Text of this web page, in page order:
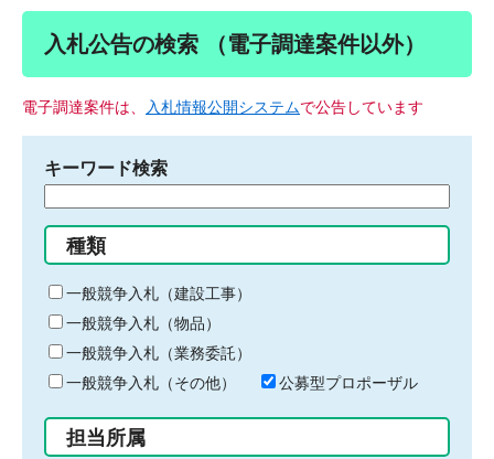
入札公告の検索 （電子調達案件以外）
電子調達案件は、 入札情報公開システムで公告しています
キーワード検索
る
キ
ー
ワ
ー
ド
入
力
種類
一般競争入札（建設工事）
一般競争入札（物品）
一般競争入札（業務委託）
一般競争入札（その他）
公募型プロポーザル
担当所属